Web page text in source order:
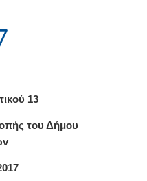
13
τoυ Δήμoυ